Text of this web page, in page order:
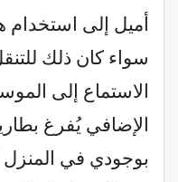
أميل إلى استخدام
سواء كان ذلك
الاستماع إلى
الإضافي يُفرغ
بوجودي في المنزل